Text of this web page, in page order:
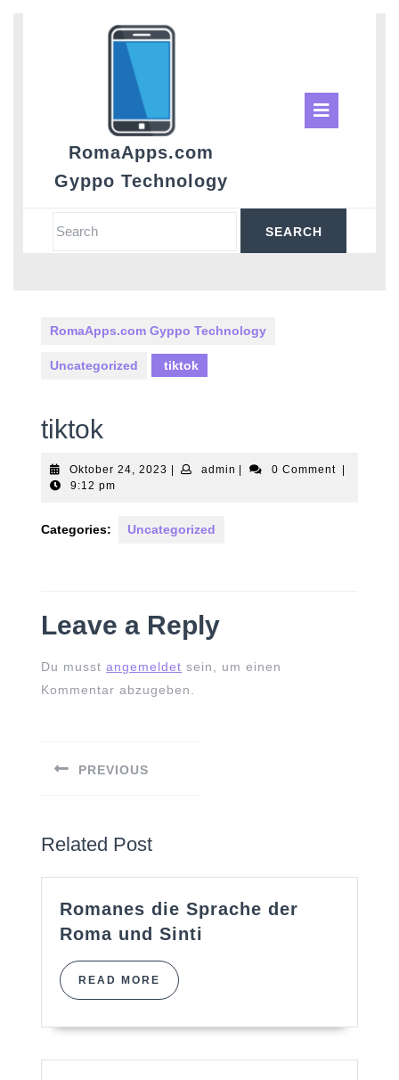
RomaApps.com
Gyppo Technology
Search
RomaApps.com Gyppo Technology
Uncategorized tiktok
tiktok
Oktober 24, 2023 Oktober
| admin admin
| 0 Comment |
9:12 pm
Categories: Uncategorized
Leave a Reply
Du musstangemeldet sein, um einen
Kommentar abzugeben.
PREVIOUS
Related Post
Romanes die Sprache der
Roma und Sinti
und
Sinti
READ MORE READ
MORE